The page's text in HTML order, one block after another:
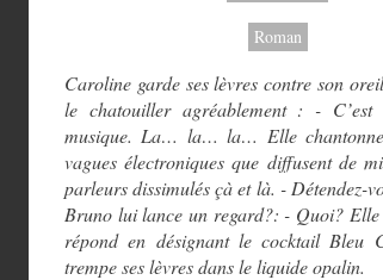
Roman
Caroline garde ses lèvres contre son
le chatouiller agréablement : -
musique. La… la… la… Elle
vagues électroniques que diffusent de
parleurs dissimulés çà et là. - Détendez-
Bruno lui lance un regard?: - Quoi?
répond en désignant le cocktail Bleu
trempe ses lèvres dans le liquide opalin.